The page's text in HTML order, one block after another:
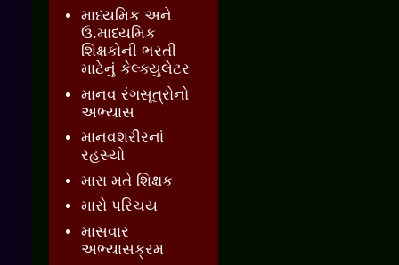
માધ્યમિક અને
ઉ.માધ્યમિક
શિક્ષકોની ભરતી
માટેનું કેલ્ક્યુલેટર
માનવ રંગસૂત્રોનો
અભ્યાસ
માનવશરીરનાં
રહસ્યો
મારા મતે શિક્ષક
મારો પરિચય
માસવાર
અભ્યાસક્રમ